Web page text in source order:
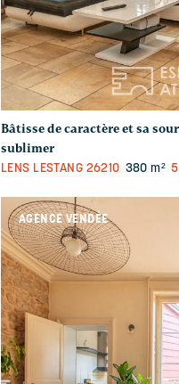
Bâtisse de caractère et sa
sublimer
LENS LESTANG 26210 380 m²
AGENCE VENDÉE